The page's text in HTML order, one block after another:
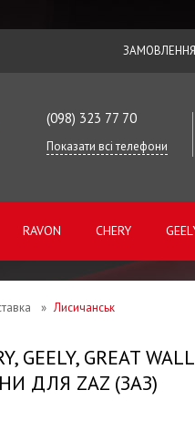
ЗАМОВЛЕННЯ
(098) 323 77 70
Показати всі телефони
RAVON CHERY
» Лисичанськ
GEELY, GREAT
ДЛЯ ZAZ (ЗАЗ)